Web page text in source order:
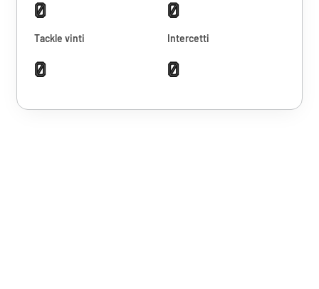
0 0
Tackle vinti
0
Intercetti
0